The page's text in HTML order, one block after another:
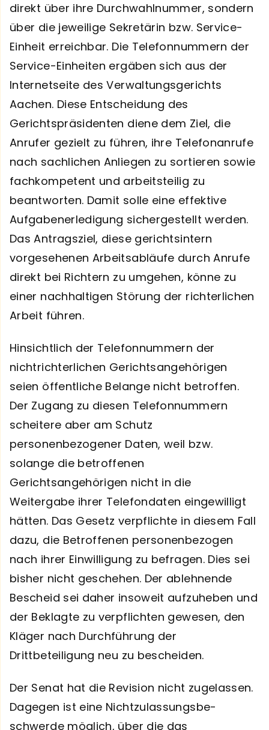
direkt über ihre Durchwahlnummer, sondern
über die jeweilige Sekretärin bzw. Service-
Einheit erreichbar. Die Telefonnummern der
Service-Einheiten ergäben sich aus der
Internetseite des Verwaltungsgerichts
Aachen. Diese Entscheidung des
Gerichtspräsidenten diene dem Ziel, die
Anrufer gezielt zu führen, ihre Telefonanrufe
nach sachlichen Anliegen zu sortieren sowie
fachkompetent und arbeitsteilig zu
beantworten. Damit solle eine effektive
Aufgabenerledigung sichergestellt werden.
Das Antragsziel, diese gerichtsintern
vorgesehenen Arbeitsabläufe durch Anrufe
direkt bei Richtern zu umgehen, könne zu
einer nachhaltigen Störung der richterlichen
Arbeit führen.
Hinsichtlich der Telefonnummern der
nichtrichterlichen Gerichtsangehörigen
seien öffentliche Belange nicht betroffen.
Der Zugang zu diesen Telefonnummern
scheitere aber am Schutz
personenbezogener Daten, weil bzw.
solange die betroffenen
Gerichtsangehörigen nicht in die
Weitergabe ihrer Telefondaten eingewilligt
hätten. Das Gesetz verpflichte in diesem Fall
dazu, die Betroffenen personenbezogen
nach ihrer Einwilligung zu befragen. Dies sei
bisher nicht geschehen. Der ableh­nende
Bescheid sei daher insoweit aufzuheben und
der Beklagte zu verpflichten ge­wesen, den
Kläger nach Durchführung der
Drittbeteiligung neu zu bescheiden.
Der Senat hat die Revision nicht zugelassen.
Dagegen ist eine Nichtzulassungsbe­
schwerde möglich, über die das